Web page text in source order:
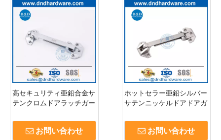
高セキュリティ亜鉛合金サ
テンクロムドアラッチガー
お問い合わせ
ホットセラー亜鉛シルバー
サテンニッケルドアドアガ
お問い合わせ